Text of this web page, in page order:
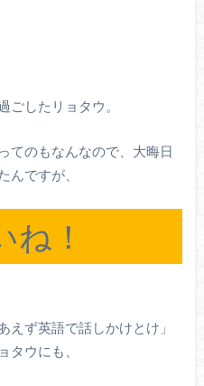
ごしたリョタウ。
てのもなんなので、大晦日
んですが、
！
えず英語で話しかけとけ」
タウにも、